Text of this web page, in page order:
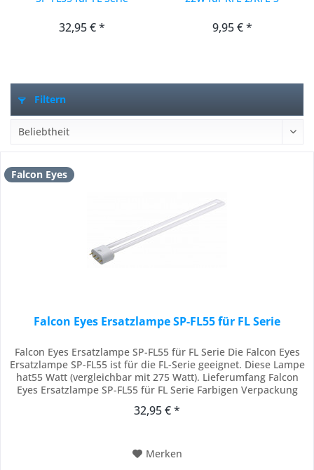
32,95 € * 9,95 € *
Filtern
Falcon Eyes
Falcon Eyes Ersatzlampe SP-FL55 für FL Serie
Falcon Eyes Ersatzlampe SP-FL55 für FL Serie Die Falcon Eyes
Ersatzlampe SP-FL55 ist für die FL-Serie geeignet. Diese Lampe
hat55 Watt (vergleichbar mit 275 Watt). Lieferumfang Falcon
Eyes Ersatzlampe SP-FL55 für FL Serie Farbigen Verpackung
32,95 € *
Merken